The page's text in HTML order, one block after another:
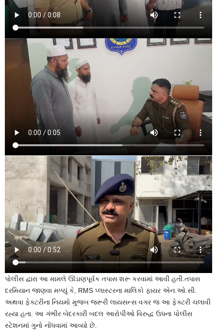
પોલીસ દ્વારા આ મામલે ઊંડાણપૂર્વક તપાસ શરૂ કરવામાં આવી હતી.તપાસ
દરમિયાન જાણવા મળ્યું કે, RMS પ્લાસ્ટરના માલિકો ફાયર એન.ઓ.સી.
અથવા ફેક્ટરીના નિયમો મુજબ જરૂરી લાયસન્સ વગર જ આ ફેક્ટરી ચલાવી
રહ્યા હતા. આ ગંભીર બેદરકારી બદલ આરોપીઓ વિરુદ્ધ ઉધના પોલીસ
સ્ટેશનમાં ગુનો નોંધવામાં આવ્યો છે.